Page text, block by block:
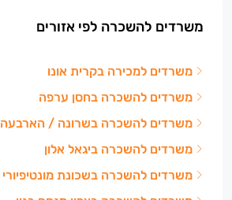
משרדים להשכרה לפי אזורים
משרדים למכירה בקרית אונו
משרדים להשכרה בחסן ערפה
משרדים להשכרה בשרונה / הארבעה
משרדים להשכרה ביגאל אלון
משרדים להשכרה בשכונת מונטיפיורי